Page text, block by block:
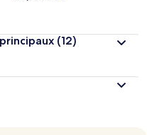
(12)